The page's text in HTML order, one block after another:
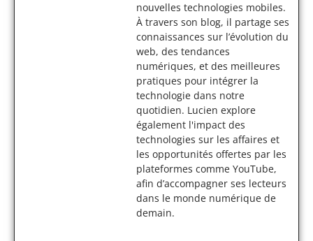
nouvelles technologies mobiles.
À travers son blog, il partage ses
connaissances sur l’évolution du
web, des tendances
numériques, et des meilleures
pratiques pour intégrer la
technologie dans notre
quotidien. Lucien explore
également l'impact des
technologies sur les affaires et
les opportunités offertes par les
plateformes comme YouTube,
afin d’accompagner ses lecteurs
dans le monde numérique de
demain.